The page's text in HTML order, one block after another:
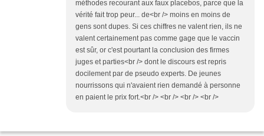
méthodes recourant aux faux placebos, parce que la
vérité fait trop peur... de<br /> moins en moins de
gens sont dupes. Si ces chiffres ne valent rien, ils ne
valent certainement pas comme gage que le vaccin
est sûr, or c'est pourtant la conclusion des firmes
juges et parties<br /> dont le discours est repris
docilement par de pseudo experts. De jeunes
nourrissons qui n'avaient rien demandé à personne
en paient le prix fort.<br /> <br /> <br /> <br />